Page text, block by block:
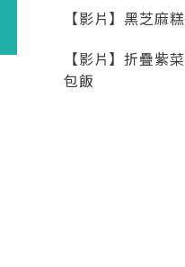
【影片】黑芝麻糕
【影片】折疊紫菜
包飯